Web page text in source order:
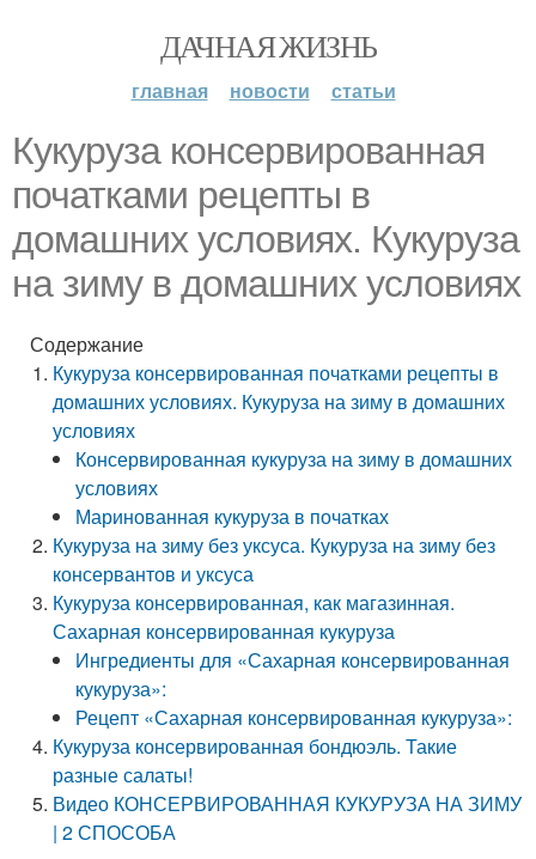
ДАЧНАЯ ЖИЗНЬ
главная новости статьи
Кукуруза консервированная
початками рецепты в
домашних условиях. Кукуруза
на зиму в домашних условиях
Содержание
Кукуруза консервированная початками рецепты в
домашних условиях. Кукуруза на зиму в домашних
условиях
Консервированная кукуруза на зиму в домашних
условиях
Маринованная кукуруза в початках
Кукуруза на зиму без уксуса. Кукуруза на зиму без
консервантов и уксуса
Кукуруза консервированная, как магазинная.
Сахарная консервированная кукуруза
Ингредиенты для «Сахарная консервированная
кукуруза»:
Рецепт «Сахарная консервированная кукуруза»:
Кукуруза консервированная бондюэль. Такие
разные салаты!
Видео КОНСЕРВИРОВАННАЯ КУКУРУЗА НА ЗИМУ
| 2 СПОСОБА